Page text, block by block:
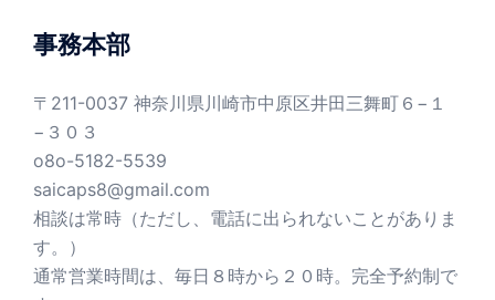
ー
事務本部
〒211-0037 神奈川県川崎市中原区井田三舞町６−１
−３０３
o8o-5182-5539
saicaps8@gmail.com
相談は常時（ただし、電話に出られないことがありま
す。）
通常営業時間は、毎日８時から２０時。完全予約制で